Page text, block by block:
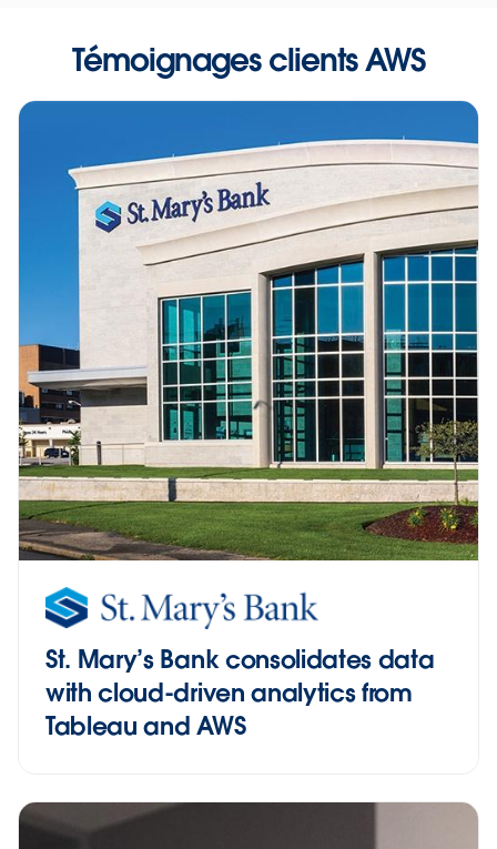
Tableau Cloud sur AWS
Dans cet épisode de « This Is My Architecture »,
Russell Christopher, chef de produit chez
Tableau Software, explique comment nous avons
conçu Tableau Cloud, notre plate-forme analytique
entièrement hébergée dans le cloud. Découvrez
comment tirer parti d'Amazon EC2 avec Windows et de
plusieurs magasins de données, dont PostgreSQL,
ElastiCache Redis et Amazon S3, pour mettre en place
une solution multilocataire évolutive sur AWS.
REGARDER LA PRÉSENTATION
Play
Video
Témoignages clients AWS
St. Mary’s Bank consolidates data
with cloud-driven analytics from
Tableau and AWS